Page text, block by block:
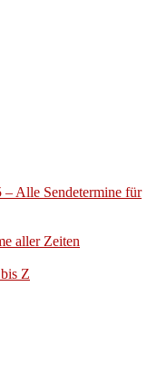
Alle Sendetermine für
aller Zeiten
Z